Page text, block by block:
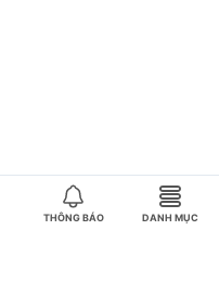
THÔNG BÁO DANH MỤC